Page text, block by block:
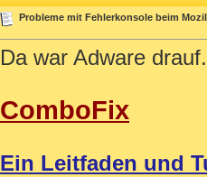
Probleme mit Fehlerkonsole beim
Da war Adware
ComboFix
Ein Leitfaden und